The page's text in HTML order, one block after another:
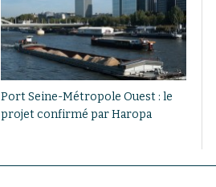
Port Seine-Métropole Ouest : le
projet confirmé par Haropa